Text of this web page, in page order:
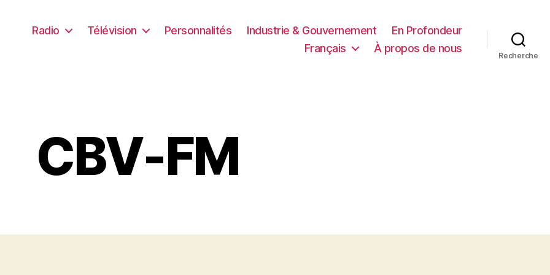
Radio Télévision Personnalités Industrie & Gouvernement
En Profondeur
Français
À propos de nous
Recherche
CBV-FM